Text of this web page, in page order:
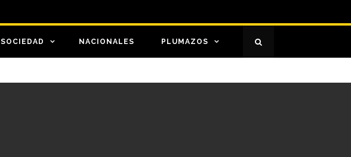
SOCIEDAD NACIONALES PLUMAZOS